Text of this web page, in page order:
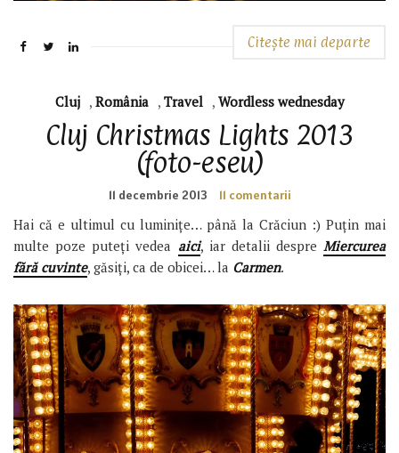
Citește mai departe
Cluj , România , Travel , Wordless wednesday
Cluj Christmas Lights 2013
(foto-eseu)
11 decembrie 2013 11 comentarii
Hai că e ultimul cu luminițe… până la Crăciun :) Puțin mai
multe poze puteți vedea aici, iar detalii despre Miercurea
fără cuvinte, găsiți, ca de obicei… la Carmen.